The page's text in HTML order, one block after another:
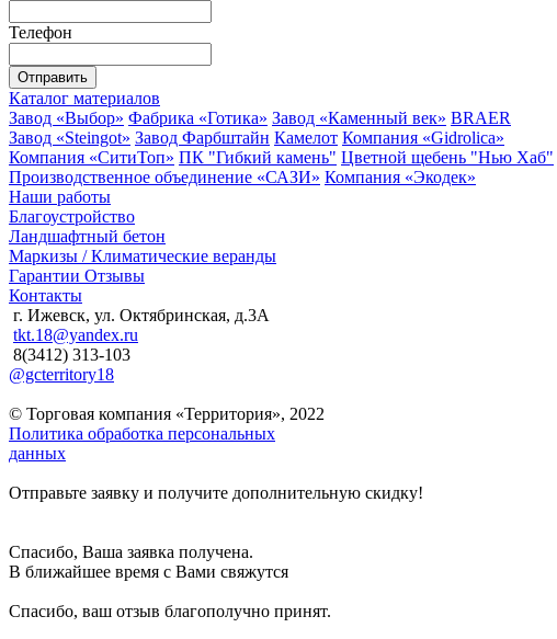
Телефон
Отправить
Каталог материалов
Завод «Выбор» Фабрика «Готика» Завод «Каменный век» BRAER
Завод «Steingot» Завод Фарбштайн Камелот Компания «Gidrolica»
Компания «СитиТоп» ПК "Гибкий камень" Цветной щебень "Нью Хаб"
Производственное объединение «САЗИ» Компания «Экодек»
Наши работы
Благоустройство
Ландшафтный бетон
Маркизы / Климатические веранды
Гарантии Отзывы
Контакты
г. Ижевск, ул. Октябринская, д.3А
tkt.18@yandex.ru
8(3412) 313-103
@gcterritory18
© Торговая компания «Территория», 2022
Политика обработка персональных
данных
Отправьте заявку и получите дополнительную скидку!
Спасибо, Ваша заявка получена.
В ближайшее время с Вами свяжутся
Спасибо, ваш отзыв благополучно принят.